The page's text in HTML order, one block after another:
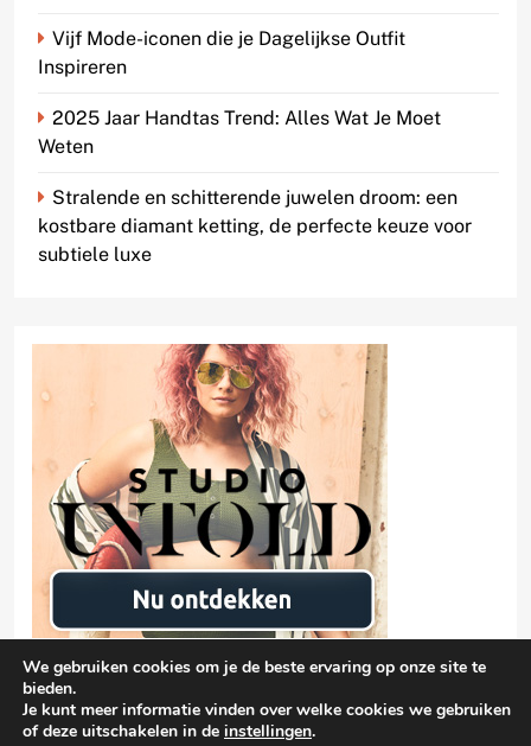
Vijf Mode-iconen die je Dagelijkse Outfit
Inspireren
2025 Jaar Handtas Trend: Alles Wat Je Moet
Weten
Stralende en schitterende juwelen droom: een
kostbare diamant ketting, de perfecte keuze voor
subtiele luxe
We gebruiken cookies om je de beste ervaring op onze site te
bieden.
Je kunt meer informatie vinden over welke cookies we gebruiken
of deze uitschakelen in de instellingen.